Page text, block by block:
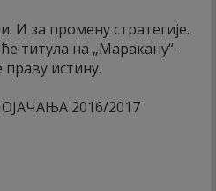
И за промену стратегије.
титула на „Маракану“.
истину.
2016/2017